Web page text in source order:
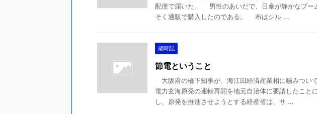
配便で届いた。 男性のあいだで、日傘が静かなブー
そく通販で購入したのである。 布はシル ...
歳時記
節電ということ
大阪府の橋下知事が、海江田経済産業相に噛みつ
電力玄海原発の運転再開を地元自治体に要請したこと
し、原発を推進させようとする経産省は、サ ...